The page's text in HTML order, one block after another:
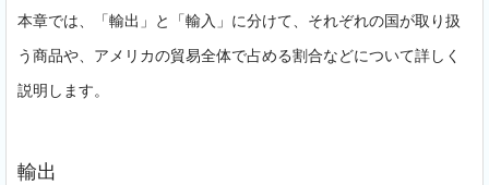
本章では、「輸出」と「輸入」に分けて、それぞれの国が取り扱
う商品や、アメリカの貿易全体で占める割合などについて詳しく
説明します。
輸出